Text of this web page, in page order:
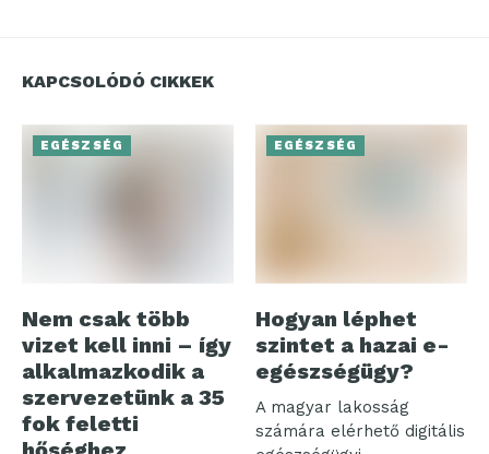
KAPCSOLÓDÓ CIKKEK
EGÉSZSÉG
Nem csak több
vizet kell inni – így
alkalmazkodik a
szervezetünk a 35
fok feletti
EGÉSZSÉG
Hogyan léphet
szintet a hazai e-
egészségügy?
A magyar lakosság
számára elérhető digitális